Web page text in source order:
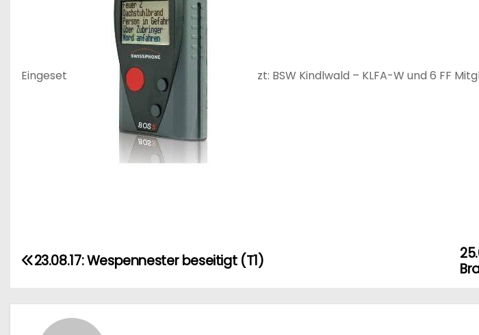
Eingeset zt: BSW Kindlwald – KLFA-W und 6 FF
B23.08.17: Wespennester beseitigt (T1)